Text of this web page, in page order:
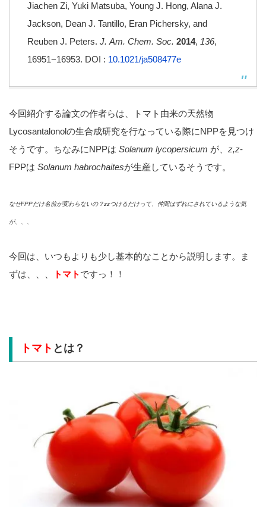
Jiachen Zi, Yuki Matsuba, Young J. Hong, Alana J.
Jackson, Dean J. Tantillo, Eran Pichersky, and
Reuben J. Peters. J. Am. Chem. Soc. 2014, 136,
16951−16953. DOI : 10.1021/ja508477e
今回紹介する論文の作者らは、トマト由来の天然物
Lycosantalonolの生合成研究を行なっている際にNPPを見つけ
そうです。ちなみにNPPは Solanum lycopersicum が、 z,z-
FPPは Solanum habrochaitesが生産しているそうです。
なぜFPPだけ名前が変わらないの？zzつけるだけって、仲間はずれにされているような気
が、、、
今回は、いつもよりも少し基本的なことから説明します。ま
ずは、、、
トマト ですっ！！
トマト とは？